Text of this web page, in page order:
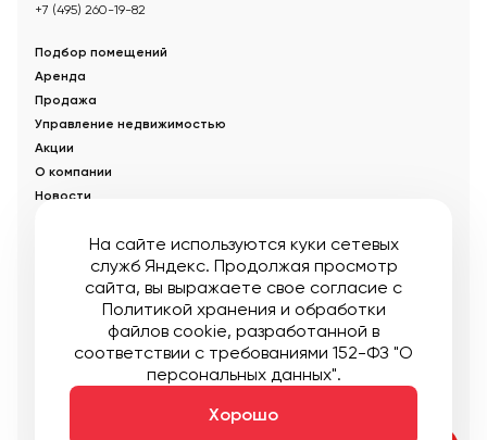
+7 (495) 260-19-82
Подбор помещений
Аренда
Продажа
Управление недвижимостью
Акции
О компании
Новости
© Управляющая компания «Аструм Недвижимость». 2026
Опубликованная на сайте информация носит информационный
характер и не является публичной офертой
Мы в соцсетях:
Публичная оферта
Пользовательское соглашение
Карта сайта
На сайте используются куки сетевых
служб Яндекс. Продолжая просмотр
сайта, вы выражаете свое согласие с
Политикой хранения и обработки
файлов cookie, разработанной в
соответствии с требованиями 152-ФЗ "О
персональных данных".
Хорошо